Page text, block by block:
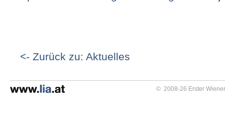
<- Zurück zu: Aktuelles
© 2008-26 Erster